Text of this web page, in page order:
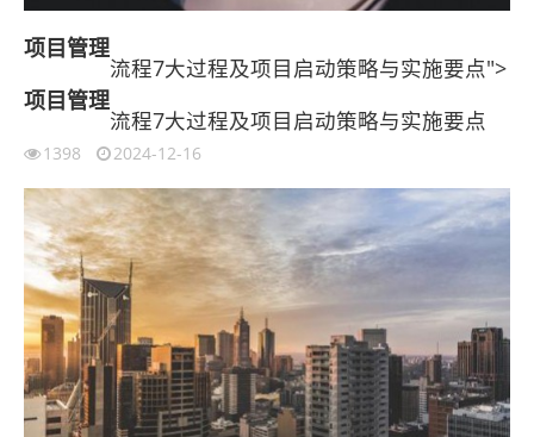
项目管理
流程7大过程及项目启动策略与实施要点">
项目管理
流程7大过程及项目启动策略与实施要点
1398 2024-12-16